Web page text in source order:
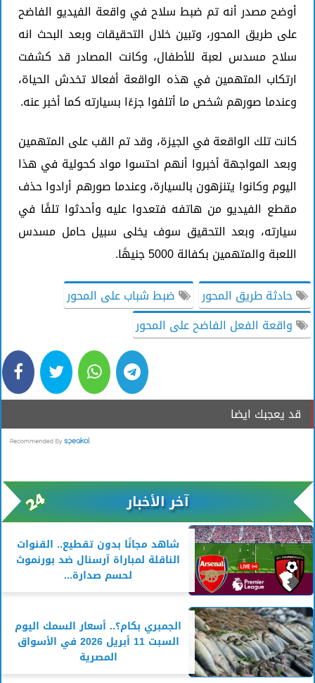
أوضح مصدر أنه تم ضبط سلاح في واقعة الفيديو الفاضح
على طريق المحور، وتبين خلال التحقيقات وبعد البحث انه
سلاح مسدس لعبة للأطفال، وكانت المصادر قد كشفت
ارتكاب المتهمين في هذه الواقعة أفعالا تخدش الحياة،
وعندما صورهم شخص ما أتلفوا جزءًا بسيارته كما أخبر عنه.
كانت تلك الواقعة في الجيزة، وقد تم القب على المتهمين
وبعد المواجهة أخبروا أنهم احتسوا مواد كحولية في هذا
اليوم وكانوا يتنزهون بالسيارة، وعندما صورهم أرادوا حذف
مقطع الفيديو من هاتفه فتعدوا عليه وأحدثوا تلفًا في
سيارته، وبعد التحقيق سوف يخلى سبيل حامل مسدس
اللعبة والمتهمين بكفالة 5000 جنيهًا.
حادثة طريق المحور
ضبط شباب على المحور
واقعة الفعل الفاضح على المحور
قد يعجبك ايضا
آخر الأخبار
شاهد مجانًا بدون تقطيع.. القنوات
الناقلة لمباراة آرسنال ضد بورنموث
لحسم صدارة...
الجمبري بكام؟.. أسعار السمك اليوم
السبت 11 أبريل 2026 في الأسواق
المصرية